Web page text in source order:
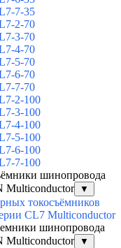
7-35
2-70
3-70
4-70
5-70
6-70
7-70
2-100
3-100
4-100
5-100
6-100
7-100
шинопровода
▼
токосъёмников
CL7 Multiconductor
шинопровода
▼